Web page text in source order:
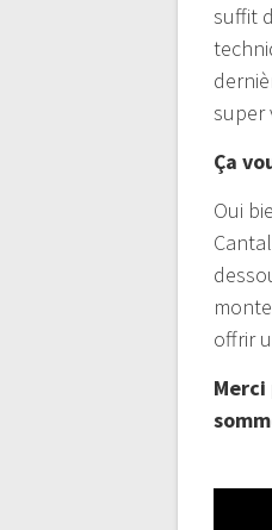
suffit
super
Ça
Oui
offrir